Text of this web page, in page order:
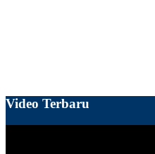
Video Terbaru